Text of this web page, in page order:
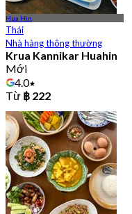
Hua Hin
Thái
Nhà hàng thông thường
Krua Kannikar Huahin
Mới
4.0
Từ ฿ 222